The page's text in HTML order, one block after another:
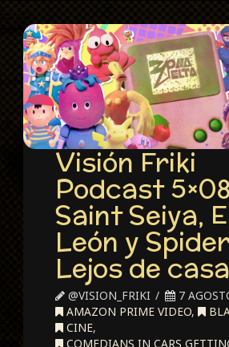
Visión Friki
Podcast
Saint Seiya,
León y
Lejos de casa
@VISION_FRIKI
7
AMAZON PRIME VIDEO,
CINE,
COMEDIANS IN CARS